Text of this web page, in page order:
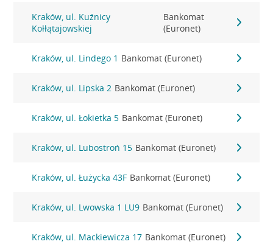
Kraków, ul. Kuźnicy
Kołłątajowskiej
Bankomat
(Euronet)
Kraków, ul. Lindego 1 Bankomat (Euronet)
Kraków, ul. Lipska 2 Bankomat (Euronet)
Kraków, ul. Łokietka 5 Bankomat (Euronet)
Kraków, ul. Lubostroń 15 Bankomat (Euronet)
Kraków, ul. Łużycka 43F Bankomat (Euronet)
Kraków, ul. Lwowska 1 LU9 Bankomat (Euronet)
Kraków, ul. Mackiewicza 17 Bankomat (Euronet)